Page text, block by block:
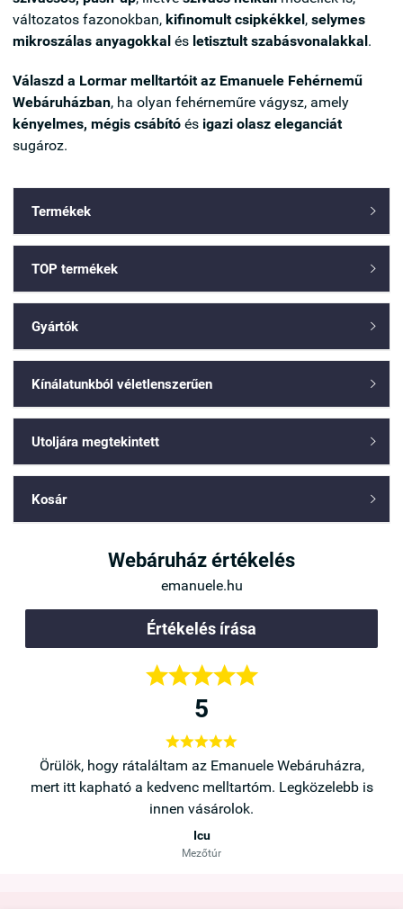
változatos fazonokban, kifinomult csipkékkel, selymes
mikroszálas anyagokkal és letisztult szabásvonalakkal.
Válaszd a Lormar melltartóit az Emanuele Fehérnemű
Webáruházban, ha olyan fehérneműre vágysz, amely
kényelmes, mégis csábító és igazi olasz eleganciát
sugároz.
Termékek 
TOP termékek 
Gyártók 
Kínálatunkból véletlenszerűen 
Utoljára megtekintett 
Kosár 
Webáruház értékelés
emanuele.hu
Értékelés írása

5
is

Hamar megérkezett a termék, ahogy ígérték és
segítőkész az ügyfélszolgálat! Köszönöm
Taskó Bernadett